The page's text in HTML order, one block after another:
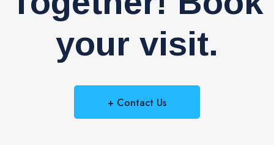
your visit.
+ Contact Us